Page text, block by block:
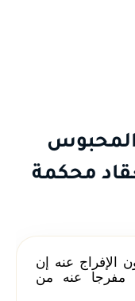
المحبوس
محكمة
الإفراج عنه إن
مفرجا عنه من